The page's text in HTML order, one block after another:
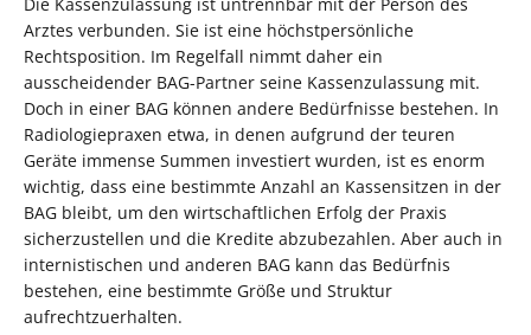
Arztes verbunden. Sie ist eine höchstpersönliche
Rechtsposition. Im Regelfall nimmt daher ein
ausscheidender BAG-Partner seine Kassenzulassung mit.
Doch in einer BAG können andere Bedürfnisse bestehen. In
Radiologiepraxen etwa, in denen aufgrund der teuren
Geräte immense Summen investiert wurden, ist es enorm
wichtig, dass eine bestimmte Anzahl an Kassensitzen in der
BAG bleibt, um den wirtschaftlichen Erfolg der Praxis
sicherzustellen und die Kredite abzubezahlen. Aber auch in
internistischen und anderen BAG kann das Bedürfnis
bestehen, eine bestimmte Größe und Struktur
aufrechtzuerhalten.